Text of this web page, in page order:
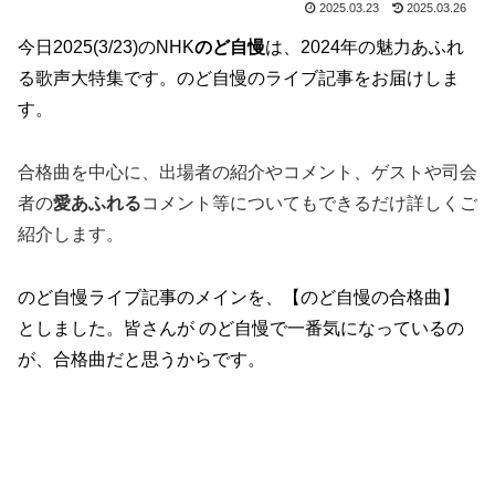
2025.03.23 2025.03.26
今日2025(3/23)のNHKのど自慢は、2024年の魅力あふれ
る歌声大特集です。 のど自慢のライブ記事をお届けしま
す。
合格曲を中心に、出場者の紹介やコメント、ゲストや司会
者の愛あふれるコメント等についてもできるだけ詳しくご
紹介します。
のど自慢ライブ記事のメインを、【のど自慢の合格曲】
としました。皆さんが のど自慢で一番気になっているの
が、合格曲だと思うからです。